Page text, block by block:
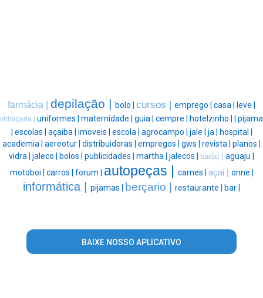
farmácia | depilação | bolo | cursos | emprego | casa | leve |
vidraçaria | uniformes | maternidade | guia | cempre | hotelzinho |
pijama
escolas | açaiba | imoveis | escola | agrocampo | jale | ja |
hospital |
academia | aereotur | distribuidoras | empregos | gws | revista | planos |
vidra | jaleco | bolos | publicidades | martha | jalecos | barão | aguaju |
motoboi | carros | forum | autopeças | carnes | açai | onne |
informática | pijamas | berçario | restaurante | bar |
BAIXE NOSSO APLICATIVO